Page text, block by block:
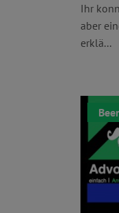
Ihr
aber
erklä...